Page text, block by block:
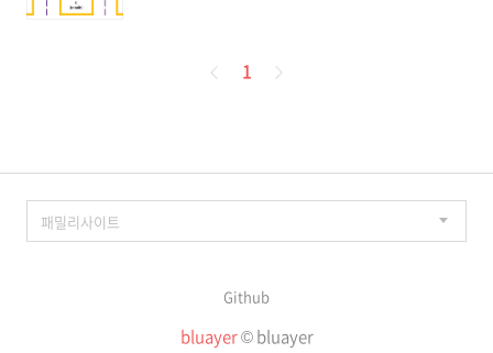
페
1
Github
bluayer© bluayer